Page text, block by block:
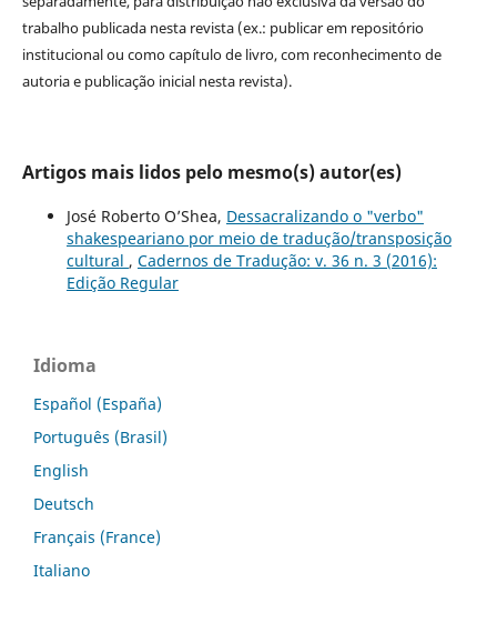
trabalho publicada nesta revista (ex.: publicar em repositório
institucional ou como capítulo de livro, com reconhecimento de
autoria e publicação inicial nesta revista).
Artigos mais lidos pelo mesmo(s) autor(es)
José Roberto O’Shea, Dessacralizando o "verbo"
shakespeariano por meio de tradução/transposição
cultural , Cadernos de Tradução: v. 36 n. 3 (2016):
Edição Regular
Idioma
Español (España)
Português (Brasil)
English
Deutsch
Français (France)
Italiano